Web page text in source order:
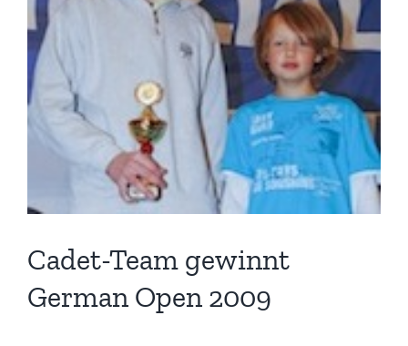
Cadet-Team gewinnt
German Open 2009